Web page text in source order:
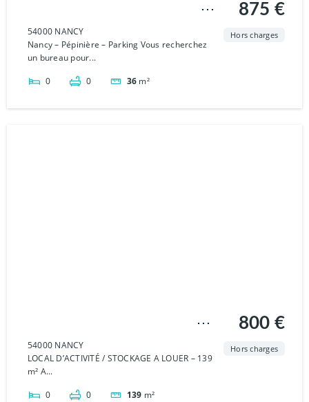
36 m2
54000 NANCY
Nancy – Pépinière – Parking Vous recherchez
un bureau pour...
0
0 36 m²
875 €
Hors charges
Entrepôt / local industriel Art
Sur Meurthe 139 m2
54000 NANCY
LOCAL D’ACTIVITÉ / STOCKAGE A LOUER – 139
m² A...
0
0 139 m²
800 €
Hors charges